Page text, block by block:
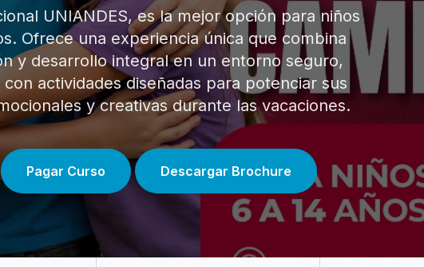
UNIANDES, es la mejor opción para niños
Ofrece una experiencia única que combina
y desarrollo integral en un entorno seguro,
actividades diseñadas para potenciar sus
y creativas durante las vacaciones.
Pagar Curso Descargar Brochure